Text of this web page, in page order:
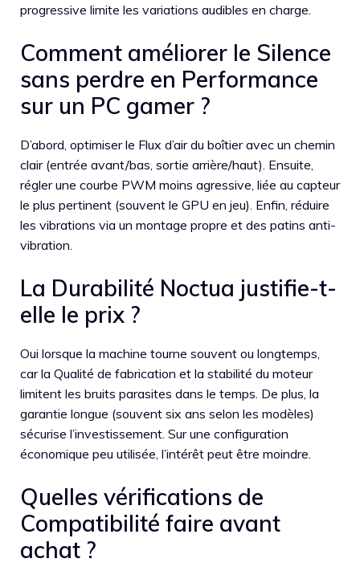
progressive limite les variations audibles en charge.
Comment améliorer le Silence
sans perdre en Performance
sur un PC gamer ?
D’abord, optimiser le Flux d’air du boîtier avec un chemin
clair (entrée avant/bas, sortie arrière/haut). Ensuite,
régler une courbe PWM moins agressive, liée au capteur
le plus pertinent (souvent le GPU en jeu). Enfin, réduire
les vibrations via un montage propre et des patins anti-
vibration.
La Durabilité Noctua justifie-t-
elle le prix ?
Oui lorsque la machine tourne souvent ou longtemps,
car la Qualité de fabrication et la stabilité du moteur
limitent les bruits parasites dans le temps. De plus, la
garantie longue (souvent six ans selon les modèles)
sécurise l’investissement. Sur une configuration
économique peu utilisée, l’intérêt peut être moindre.
Quelles vérifications de
Compatibilité faire avant
achat ?